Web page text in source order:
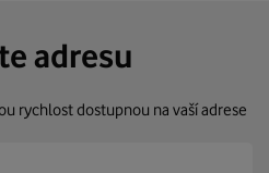
adresu
rychlost dostupnou na vaší adrese